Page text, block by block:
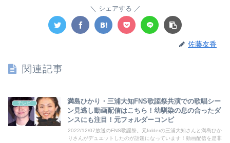
シェアする
佐藤友香
関連記事
テレビ
満島ひかり・三浦大知FNS歌謡祭共演での歌唱シー
ン見逃し動画配信はこちら！幼馴染の息の合ったダ
ンスにも注目！元フォルダーコンビ
2022/12/07放送のFNS歌謡祭。元folderの三浦大知さんと満島ひか
りさんがデュエットしたのが話題になっています！動画配信を是非